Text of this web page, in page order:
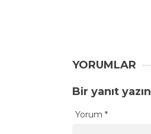
YORUMLAR
Bir yanıt yazın
Yorum *